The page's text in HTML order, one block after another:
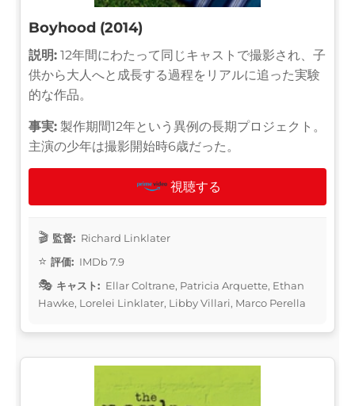
Boyhood (2014)
説明: 12年間にわたって同じキャストで撮影され、子
供から大人へと成長する過程をリアルに追った実験
的な作品。
事実: 製作期間12年という異例の長期プロジェクト。
主演の少年は撮影開始時6歳だった。
視聴する
監督: Richard Linklater
評価: IMDb 7.9
キャスト: Ellar Coltrane, Patricia Arquette, Ethan
Hawke, Lorelei Linklater, Libby Villari, Marco Perella